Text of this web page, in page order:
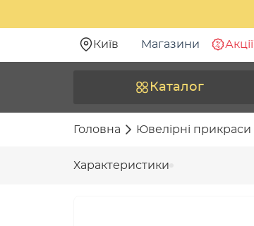
Київ Магазини Акції
Каталог
Головна Ювелірні прикраси
Характеристики